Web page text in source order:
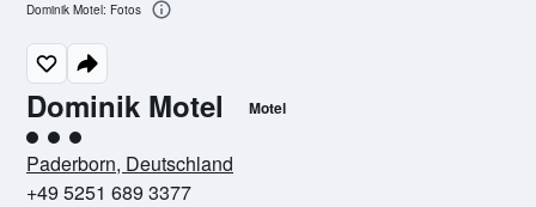
Dominik Motel Motel
Bewertungskategorie 3
Paderborn, Deutschland
+49 5251 689 3377
Dominik Motel: Fotos